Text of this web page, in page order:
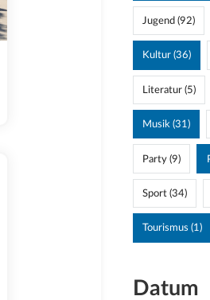
Jugend (92)
Kultur (36)
Literatur (5)
Musik (31)
Party (9)
Sport (34)
Tourismus (1)
Datum